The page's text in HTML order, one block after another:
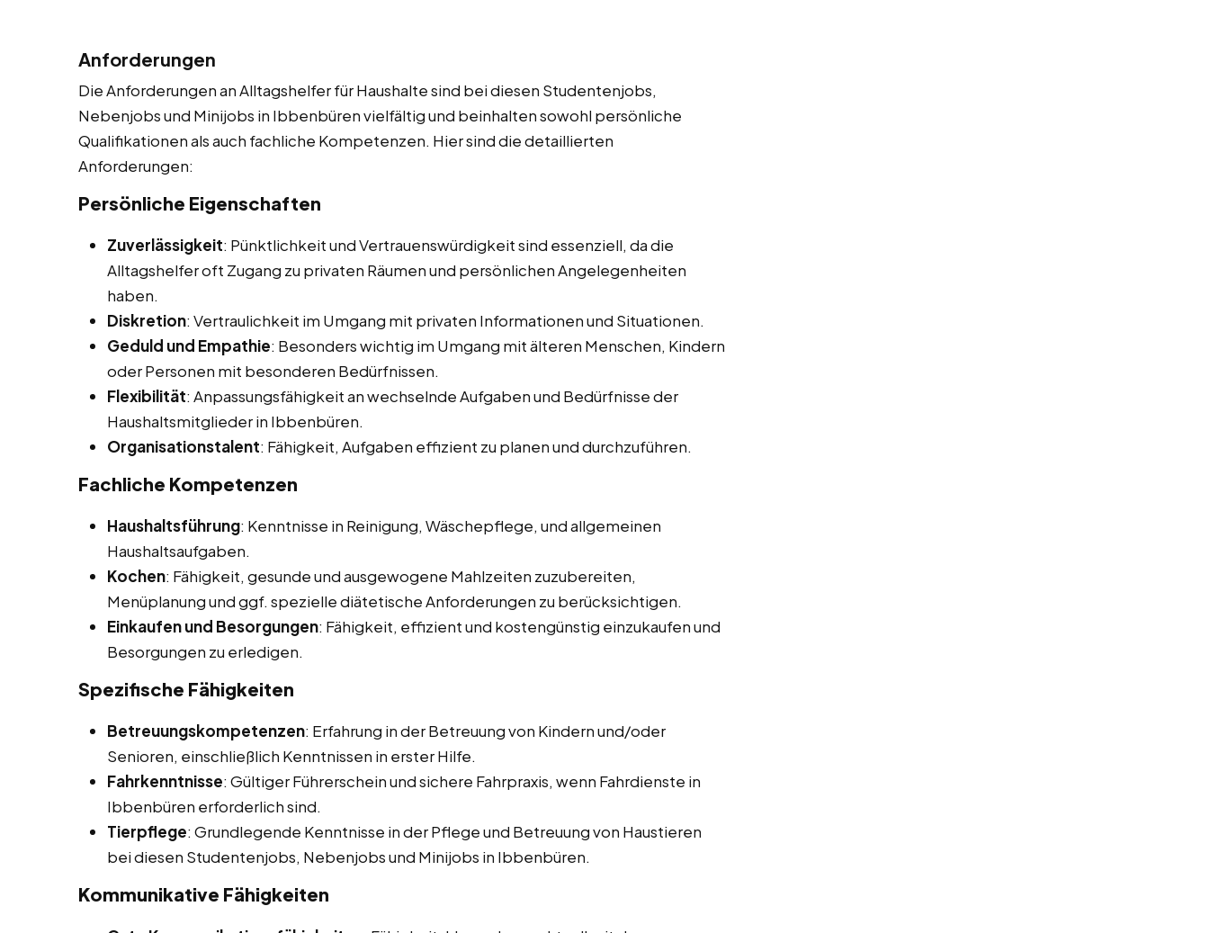
Anforderungen
Die Anforderungen an Alltagshelfer für Haushalte sind bei diesen Studentenjobs,
Nebenjobs und Minijobs in Ibbenbüren vielfältig und beinhalten sowohl persönliche
Qualifikationen als auch fachliche Kompetenzen. Hier sind die detaillierten
Anforderungen:
Persönliche Eigenschaften
Zuverlässigkeit: Pünktlichkeit und Vertrauenswürdigkeit sind essenziell, da die
Alltagshelfer oft Zugang zu privaten Räumen und persönlichen Angelegenheiten
haben.
Diskretion: Vertraulichkeit im Umgang mit privaten Informationen und Situationen.
Geduld und Empathie: Besonders wichtig im Umgang mit älteren Menschen, Kindern
oder Personen mit besonderen Bedürfnissen.
Flexibilität: Anpassungsfähigkeit an wechselnde Aufgaben und Bedürfnisse der
Haushaltsmitglieder in Ibbenbüren.
Organisationstalent: Fähigkeit, Aufgaben effizient zu planen und durchzuführen.
Fachliche Kompetenzen
Haushaltsführung: Kenntnisse in Reinigung, Wäschepflege, und allgemeinen
Haushaltsaufgaben.
Kochen: Fähigkeit, gesunde und ausgewogene Mahlzeiten zuzubereiten,
Menüplanung und ggf. spezielle diätetische Anforderungen zu berücksichtigen.
Einkaufen und Besorgungen: Fähigkeit, effizient und kostengünstig einzukaufen und
Besorgungen zu erledigen.
Spezifische Fähigkeiten
Betreuungskompetenzen: Erfahrung in der Betreuung von Kindern und/oder
Senioren, einschließlich Kenntnissen in erster Hilfe.
Fahrkenntnisse: Gültiger Führerschein und sichere Fahrpraxis, wenn Fahrdienste in
Ibbenbüren erforderlich sind.
Tierpflege: Grundlegende Kenntnisse in der Pflege und Betreuung von Haustieren
bei diesen Studentenjobs, Nebenjobs und Minijobs in Ibbenbüren.
Kommunikative Fähigkeiten